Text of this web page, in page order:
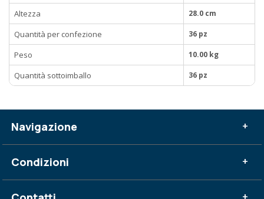
Altezza 28.0 cm
Quantità per confezione 36 pz
Peso 10.00 kg
Quantità sottoimballo 36 pz
Navigazione +
Condizioni +